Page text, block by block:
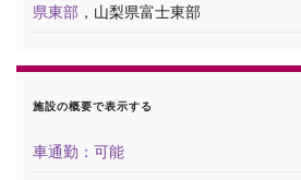
県東部 ，山梨県富士東部
施設の概要で表示する
車通勤：可能